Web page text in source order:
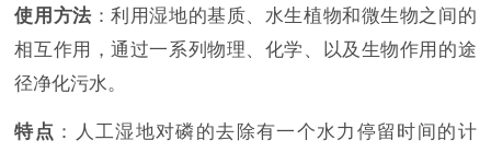
使用方法 ：利用湿地的基质、水生植物和微生物之间的
相互作用，通过一系列物理、化学、以及生物作用的途
径净化污水。
特点 ：人工湿地对磷的去除有一个水力停留时间的计